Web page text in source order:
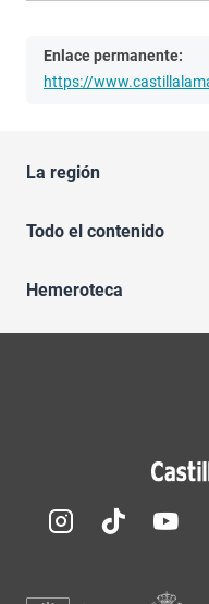
Enlace permanente:
https://
La región
Todo el contenido
Hemeroteca
Redes sociales